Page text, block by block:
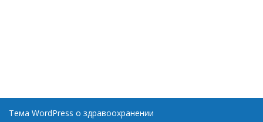
Тема WordPress о здравоохранении